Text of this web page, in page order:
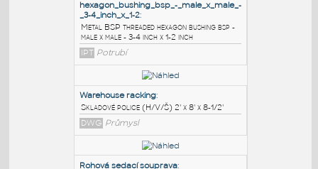
42657 v2:
42657 - Duplo Brick 1 x 2 x 2 Type 3 by
Chris Dee [cwdee]
Hračky
hexagon_bushing_bsp_-_male_x_male_-
_3-4_inch_x_1-2:
Metal BSP threaded hexagon bushing bsp -
male x male - 3-4 inch x 1-2 inch